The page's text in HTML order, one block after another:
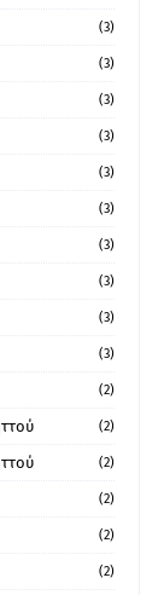
(3)
(3)
(3)
(3)
(3)
(3)
(3)
(3)
(3)
(3)
(2)
(2)
(2)
(2)
(2)
(2)